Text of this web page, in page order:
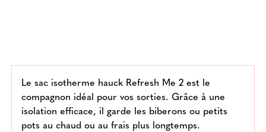
Le sac isotherme hauck Refresh Me 2 est le
compagnon idéal pour vos sorties. Grâce à une
isolation efficace, il garde les biberons ou petits
pots au chaud ou au frais plus longtemps.